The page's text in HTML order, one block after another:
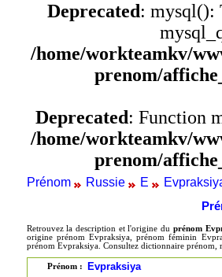
Deprecated: mysql():
/home/workteamkv/
prenom/
Deprecated: Function
/home/workteamkv/
prenom/
Prénom Russie E
Retrouvez la description et l'origine du prénom
origine prénom Evpraksiya, prénom féminin
prénom Evpraksiya. Consultez dictionnaire prénom,
Prénom : Evpraksiya